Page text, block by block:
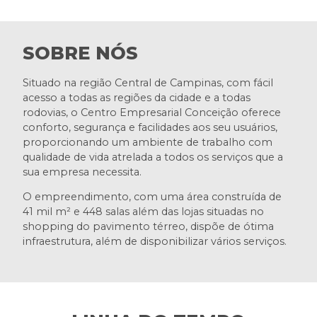
SOBRE NÓS
Situado na região Central de Campinas, com fácil
acesso a todas as regiões da cidade e a todas
rodovias, o Centro Empresarial Conceição oferece
conforto, segurança e facilidades aos seu usuários,
proporcionando um ambiente de trabalho com
qualidade de vida atrelada a todos os serviços que a
sua empresa necessita.
O empreendimento, com uma área construída de
41 mil m² e 448 salas além das lojas situadas no
shopping do pavimento térreo, dispõe de ótima
infraestrutura, além de disponibilizar vários serviços.